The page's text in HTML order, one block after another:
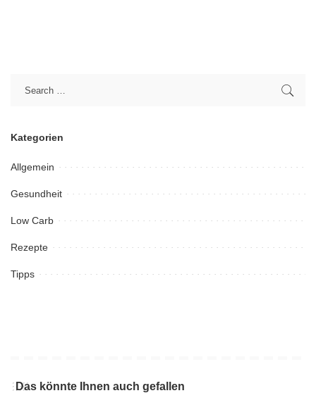
Kategorien
Allgemein
Gesundheit
Low Carb
Rezepte
Tipps
Das könnte Ihnen auch gefallen